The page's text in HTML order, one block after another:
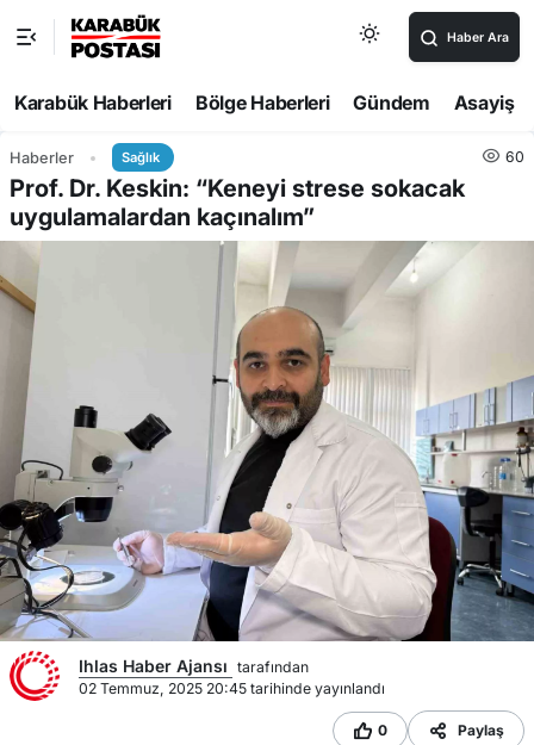
Haber Ara
Karabük Haberleri Bölge Haberleri Gündem Asayiş
Haberler Sağlık 60
Prof. Dr. Keskin: “Keneyi strese sokacak
uygulamalardan kaçınalım”
Ihlas Haber Ajansı tarafından
02 Temmuz, 2025 20:45 tarihinde yayınlandı
0 Paylaş